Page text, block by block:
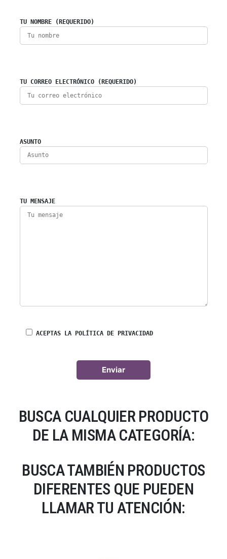
TU NOMBRE (REQUERIDO)
TU CORREO ELECTRÓNICO (REQUERIDO)
ASUNTO
TU MENSAJE
ACEPTAS LA POLÍTICA DE PRIVACIDAD
BUSCA CUALQUIER PRODUCTO
DE LA MISMA CATEGORÍA:
BUSCA TAMBIÉN PRODUCTOS
DIFERENTES QUE PUEDEN
LLAMAR TU ATENCIÓN: